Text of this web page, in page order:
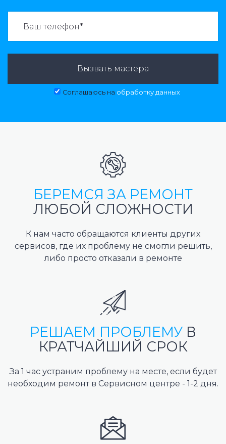
Вызвать мастера
Соглашаюсь на обработку данных
БЕРЕМСЯ ЗА РЕМОНТ
ЛЮБОЙ СЛОЖНОСТИ
К нам часто обращаются клиенты других
сервисов, где их проблему не смогли решить,
либо просто отказали в ремонте
РЕШАЕМ ПРОБЛЕМУ В
КРАТЧАЙШИЙ СРОК
За 1 час устраним проблему на месте, если будет
необходим ремонт в Сервисном центре - 1-2 дня.